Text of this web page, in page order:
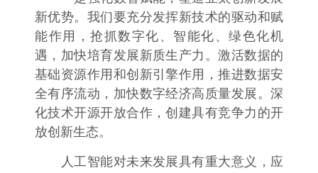
新优势。我们要充分发挥新技术的驱动和赋
能作用，抢抓数字化、智能化、绿色化机
遇，加快培育发展新质生产力。激活数据的
基础资源作用和创新引擎作用，推进数据安
全有序流动，加快数字经济高质量发展。深
化技术开源开放合作，创建具有竞争力的开
放创新生态。
人工智能对未来发展具有重大意义，应